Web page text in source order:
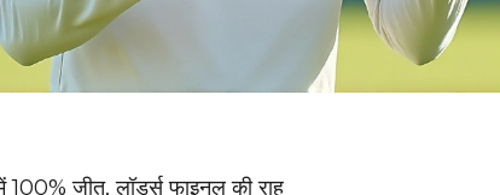
जीत, लॉर्ड्स फाइनल की राह